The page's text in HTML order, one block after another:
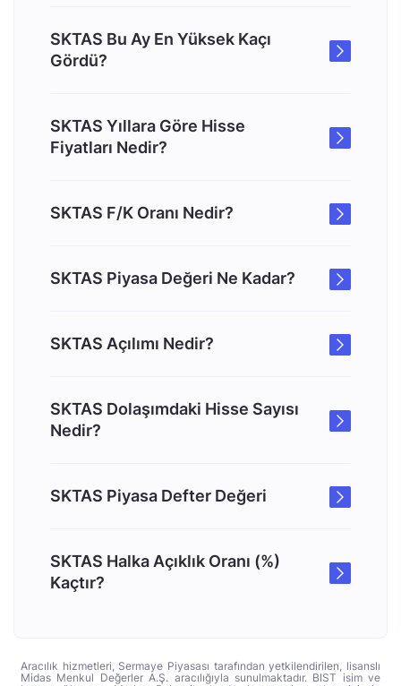
SKTAS Bu Ay En Yüksek Kaçı
Gördü?
SKTAS Yıllara Göre Hisse
Fiyatları Nedir?
SKTAS F/K Oranı Nedir?
SKTAS Piyasa Değeri Ne Kadar?
SKTAS Açılımı Nedir?
SKTAS Dolaşımdaki Hisse Sayısı
Nedir?
SKTAS Piyasa Defter Değeri
SKTAS Halka Açıklık Oranı (%)
Kaçtır?
Aracılık hizmetleri, Sermaye Piyasası tarafından yetkilendirilen, lisanslı
Midas Menkul Değerler A.Ş. aracılığıyla sunulmaktadır. BIST isim ve